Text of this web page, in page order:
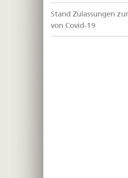
Stand Zulassungen
von Covid-19